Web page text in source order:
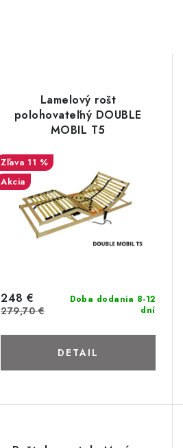
Lamelový rošt
polohovateľný DOUBLE
MOBIL T5
11 %
Akcia
Doba dodania 8-12
dní
248 €
279,70 €
DETAIL